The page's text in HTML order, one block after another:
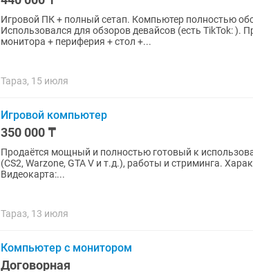
Игровой ПК + полный сетап. Компьютер полностью
Использовался для обзоров девайсов (есть TikTok: ). Продаётся полный комплект: ПК + 2
монитора + периферия + стол +...
Тараз, 15 июля
Игровой компьютер
350 000 ₸
Продаётся мощный и полностью готовый к
(CS2, Warzone, GTA V и т.д.), работы и стриминга. Характеристики ПК: Процессор: Core i5-11400F
Видеокарта:...
Тараз, 13 июля
Компьютер с монитором
Договорная